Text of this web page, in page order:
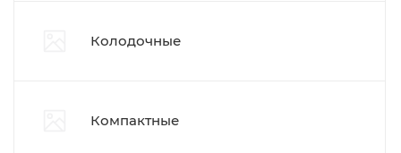
Колодочные
Компактные